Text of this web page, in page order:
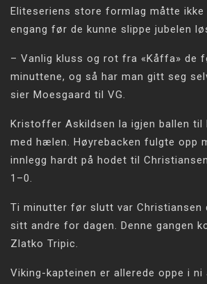
Eliteseriens store formlag måtte
engang før de kunne slippe jubelen
– Vanlig kluss og rot fra «Kåffa» de
minuttene, og så har man gitt seg
sier Moesgaard til VG.
Kristoffer Askildsen la igjen ballen til
med hælen. Høyrebacken fulgte opp
innlegg hardt på hodet til
1–0.
Ti minutter før slutt var Christiansen
sitt andre for dagen. Denne gangen
Zlatko Tripic.
Viking-kapteinen er allerede oppe i